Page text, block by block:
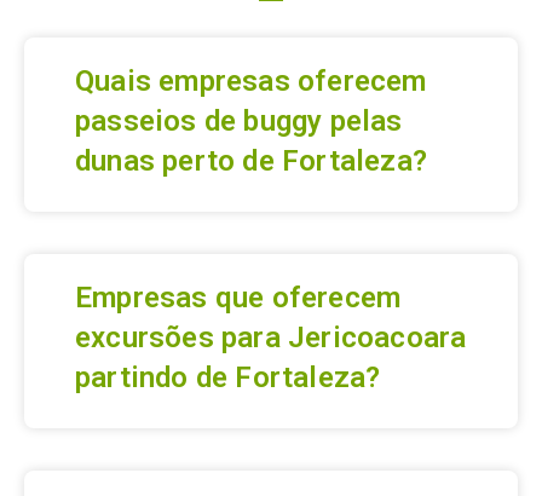
Quais empresas oferecem
passeios de buggy pelas
dunas perto de Fortaleza?
Empresas que oferecem
excursões para Jericoacoara
partindo de Fortaleza?